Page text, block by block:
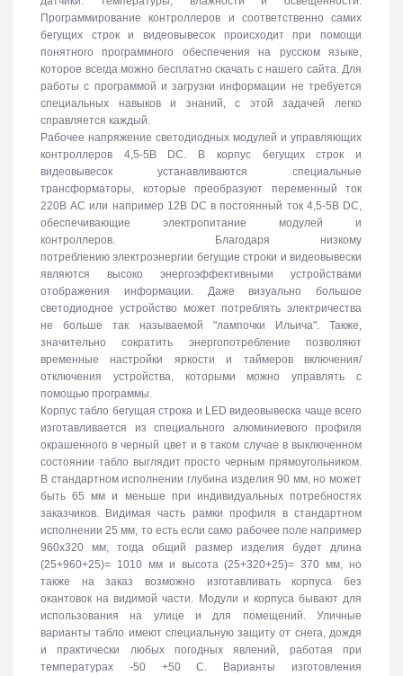
Программирование контроллеров и соответственно самих
бегущих строк и видеовывесок происходит при помощи
понятного программного обеспечения на русском языке,
которое всегда можно бесплатно скачать с нашего сайта. Для
работы с программой и загрузки информации не требуется
специальных навыков и знаний, с этой задачей легко
справляется каждый.
Рабочее напряжение светодиодных модулей и управляющих
контроллеров 4,5-5В DC. В корпус бегущих строк и
видеовывесок устанавливаются специальные
трансформаторы, которые преобразуют переменный ток
220В АС или например 12В DC в постоянный ток 4,5-5В DC,
обеспечивающие электропитание модулей и
контроллеров. Благодаря низкому
потреблению электроэнергии бегущие строки и видеовывески
являются высоко энергоэффективными устройствами
отображения информации. Даже визуально большое
светодиодное устройство может потреблять электричества
не больше так называемой "лампочки Ильича". Также,
значительно сократить энергопотребление позволяют
временные настройки яркости и таймеров включения/
отключения устройства, которыми можно управлять с
помощью программы.
Корпус табло бегущая строка и LED видеовывеска чаще всего
изготавливается из специального алюминиевого профиля
окрашенного в черный цвет и в таком случае в выключенном
состоянии табло выглядит просто черным прямоугольником.
В стандартном исполнении глубина изделия 90 мм, но может
быть 65 мм и меньше при индивидуальных потребностях
заказчиков. Видимая часть рамки профиля в стандартном
исполнении 25 мм, то есть если само рабочее поле например
960х320 мм, тогда общий размер изделия будет длина
(25+960+25)= 1010 мм и высота (25+320+25)= 370 мм, но
также на заказ возможно изготавливать корпуса без
окантовок на видимой части. Модули и корпуса бывают для
использования на улице и для помещений. Уличные
варианты табло имеют специальную защиту от снега, дождя
и практически любых погодных явлений, работая при
температурах -50 +50 C. Варианты изготовления